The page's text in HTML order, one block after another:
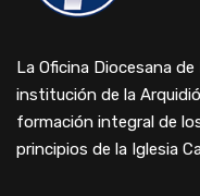
La Oficina Diocesana
institución de la
formación integral de
principios de la Iglesia